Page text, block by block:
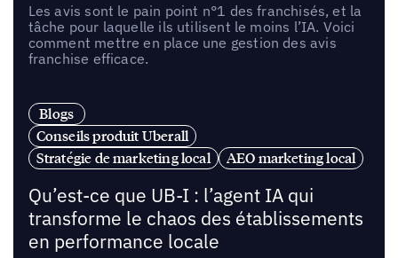
Les avis sont le pain point n°1 des franchisés, et la
tâche pour laquelle ils utilisent le moins l’IA. Voici
comment mettre en place une gestion des avis
franchise efficace.
Blogs
Conseils produit Uberall
Stratégie de marketing local
AEO marketing local
Qu’est-ce que UB-I : l’agent IA qui
transforme le chaos des établissements
en performance locale